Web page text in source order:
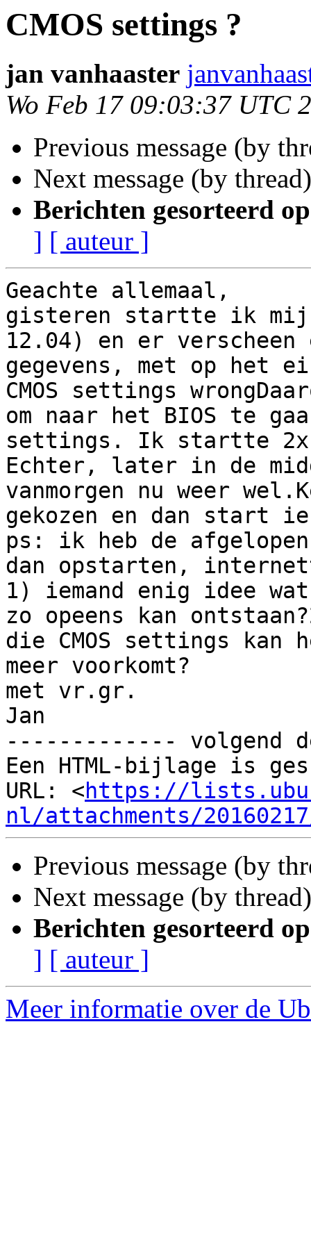
CMOS settings ?
jan vanhaaster
Wo Feb 17 09:03:37 UTC
Previous message (by
Next message (by
Berichten gesorteerd
] [ auteur ]
Geachte allemaal,
gisteren startte ik mijn
12.04) en er verscheen
gegevens, met op het
CMOS settings
om naar het BIOS te
settings. Ik startte 2x
Echter, later in de
vanmorgen nu weer
gekozen en dan start
ps: ik heb de
dan opstarten,
1) iemand enig idee
zo opeens kan
die CMOS settings
meer voorkomt?
met vr.gr.
Jan
------------- volgend
Een HTML-bijlage is
URL: <https://
nl/attachments/
Previous message (by
Next message (by
Berichten gesorteerd
] [ auteur ]
Meer informatie over de